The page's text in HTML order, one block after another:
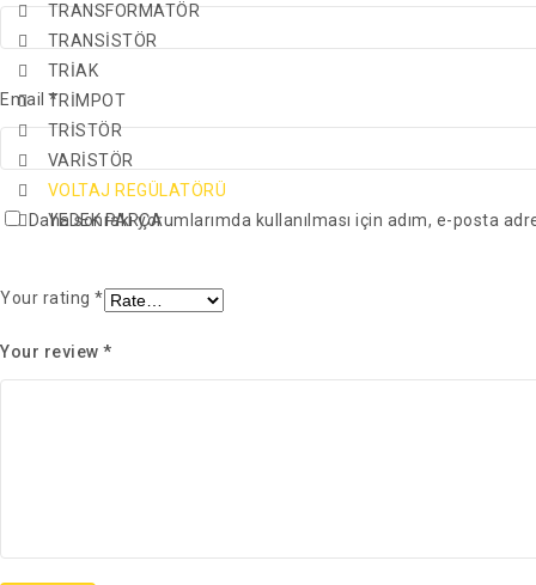
TRANSFORMATÖR
TRANSİSTÖR
TRİAK
TRİMPOT
TRİSTÖR
VARİSTÖR
VOLTAJ REGÜLATÖRÜ
YEDEK PARÇA
Email*
Daha sonraki yorumlarımda kullanılması için adım, e-posta
Your rating *
Your review *